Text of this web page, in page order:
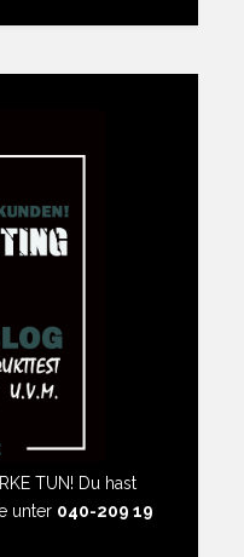
TUN! Du hast
unter 040-209 19